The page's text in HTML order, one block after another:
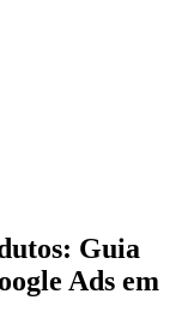
Guia
Ads em